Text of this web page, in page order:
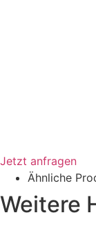
Jetzt anfragen
Ähnliche
Weitere